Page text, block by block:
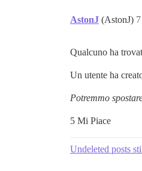
AstonJ (AstonJ) 7
Qualcuno ha
Un utente ha
Potremmo
5 Mi Piace
Undeleted posts